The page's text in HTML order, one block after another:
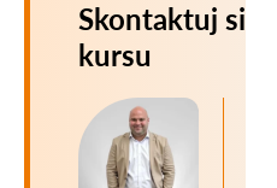
Skontaktuj się
kursu